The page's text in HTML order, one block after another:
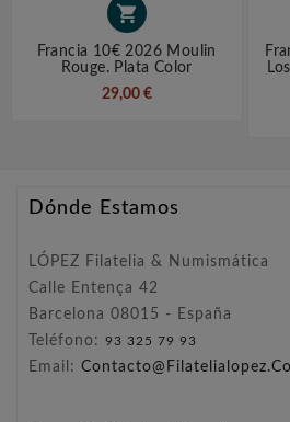

Francia 10€ 2026 Moulin
Rouge. Plata Color
29,00 €
Dónde Estamos
LÓPEZ Filatelia & Numismática
Calle Entença 42
Barcelona 08015 - España
Teléfono: 93 325 79 93
Email: